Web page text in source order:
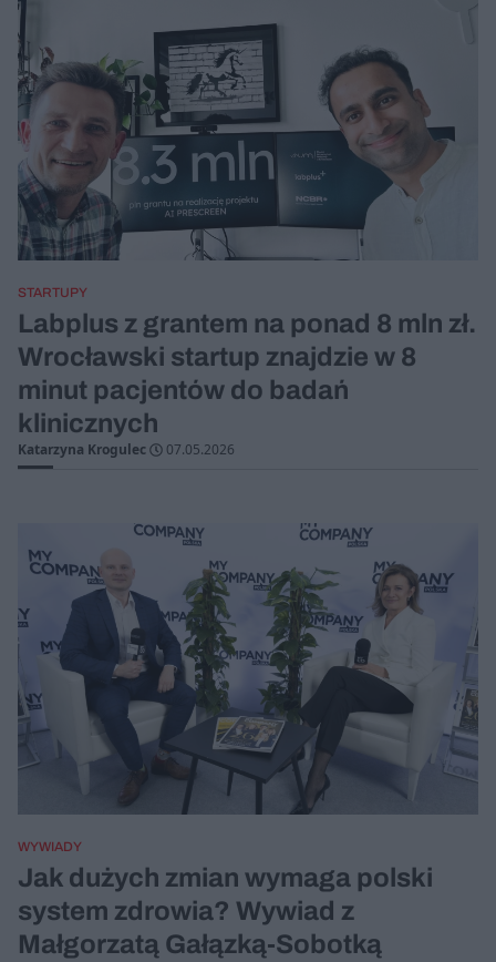
STARTUPY
Labplus z grantem na ponad 8 mln zł.
Wrocławski startup znajdzie w 8
minut pacjentów do badań
klinicznych
Katarzyna Krogulec 07.05.2026
WYWIADY
Jak dużych zmian wymaga polski
system zdrowia? Wywiad z
Małgorzatą Gałązką-Sobotką